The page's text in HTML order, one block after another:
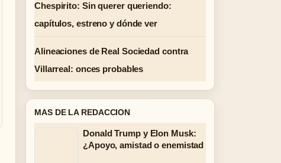
Chespirito: Sin querer queriendo:
capítulos, estreno y dónde ver
Alineaciones de Real Sociedad contra
Villarreal: onces probables
MAS DE LA REDACCION
Donald Trump y Elon Musk:
¿Apoyo, amistad o enemistad